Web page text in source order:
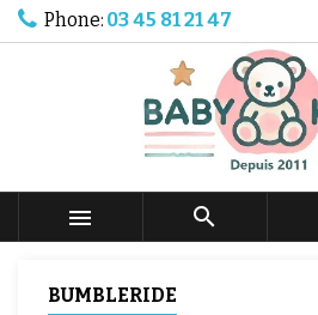
Phone: 03 45 81 21 47
 
BUMBLERIDE